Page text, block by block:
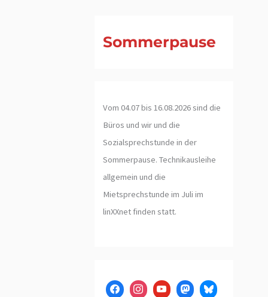
Sommerpause
Vom 04.07 bis 16.08.2026 sind die
Büros und wir und die
Sozialsprechstunde in der
Sommerpause. Technikausleihe
allgemein und die
Mietsprechstunde im Juli im
linXXnet finden statt.